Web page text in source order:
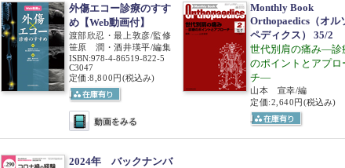
外傷エコー診療のすす
め【Web動画付】
渡部欣忍・最上敦彦/監修
笹原 潤・酒井瑛平/編集
ISBN:978-4-86519-822-5
C3047
定価:8,800円(税込み)
Monthly Book
Orthopaedics（オル
ペディクス） 35/2
世代別肩の痛み―診
のポイントとアプロ
チ―
山本 宣幸/編
定価:2,640円(税込み)
2024年 バックナンバ